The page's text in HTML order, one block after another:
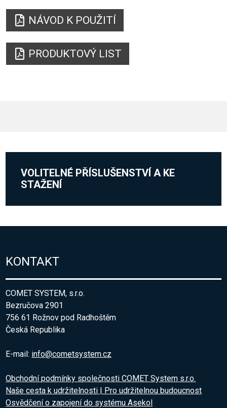
NÁVOD K POUŽITÍ
PRODUKTOVÝ LIST
VOLITELNÉ PŘÍSLUŠENSTVÍ A KE
STAŽENÍ
KONTAKT
COMET SYSTEM, s.r.o.
Bezručova 2901
756 61 Rožnov pod Radhoštěm
Česká Republika
E-mail: info@cometsystem.cz
Obchodní podmínky společnosti COMET System s.r.o.
Naše cesta k udržitelnosti | Pro udržitelnou budoucnost
Osvědčení o zapojení do systému Asekol